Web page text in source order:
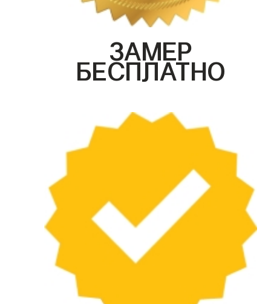
ЗАМЕР
БЕСПЛАТНО